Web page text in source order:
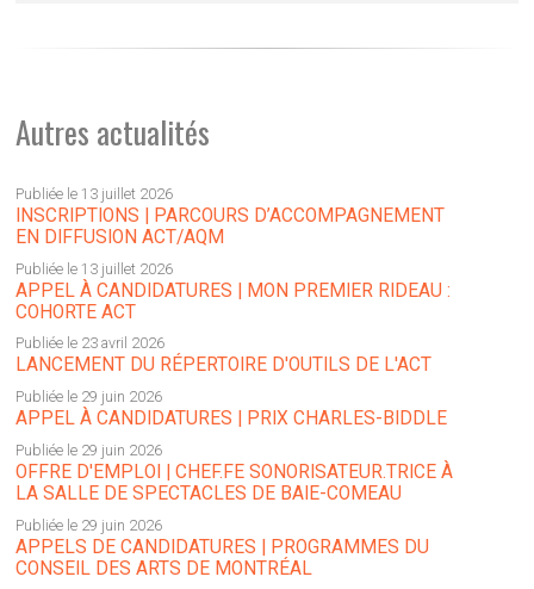
Autres actualités
Publiée le 13 juillet 2026
INSCRIPTIONS | PARCOURS D’ACCOMPAGNEMENT
EN DIFFUSION ACT/AQM
Publiée le 13 juillet 2026
APPEL À CANDIDATURES | MON PREMIER RIDEAU :
COHORTE ACT
Publiée le 23 avril 2026
LANCEMENT DU RÉPERTOIRE D'OUTILS DE L'ACT
Publiée le 29 juin 2026
APPEL À CANDIDATURES | PRIX CHARLES-BIDDLE
Publiée le 29 juin 2026
OFFRE D'EMPLOI | CHEF.FE SONORISATEUR.TRICE À
LA SALLE DE SPECTACLES DE BAIE-COMEAU
Publiée le 29 juin 2026
APPELS DE CANDIDATURES | PROGRAMMES DU
CONSEIL DES ARTS DE MONTRÉAL